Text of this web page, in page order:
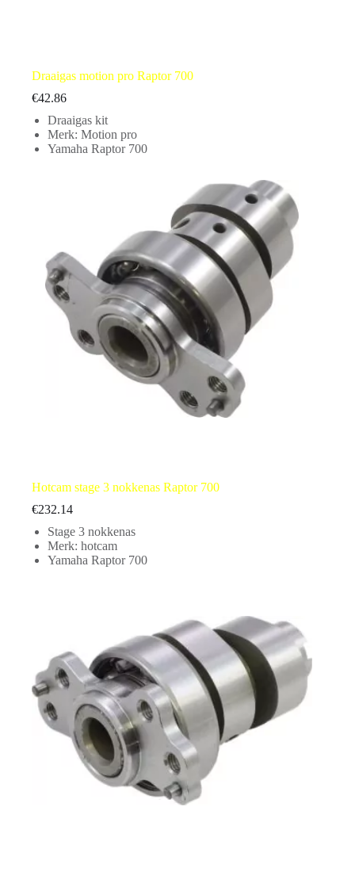
Draaigas motion pro Raptor 700
€42.86
Draaigas kit
Merk: Motion pro
Yamaha Raptor 700
Hotcam stage 3 nokkenas Raptor 700
€232.14
Stage 3 nokkenas
Merk: hotcam
Yamaha Raptor 700